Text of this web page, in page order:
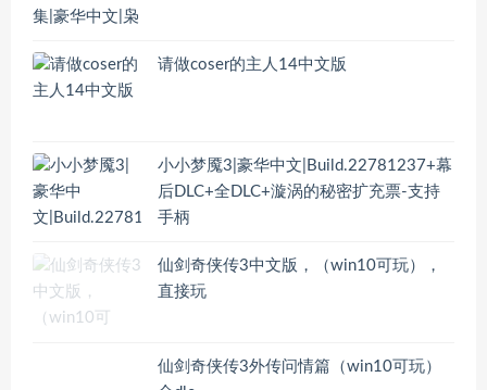
请做coser的主人14中文版
小小梦魇3|豪华中文|Build.22781237+幕
后DLC+全DLC+漩涡的秘密扩充票-支持
手柄
仙剑奇侠传3中文版，（win10可玩），
直接玩
仙剑奇侠传3外传问情篇（win10可玩）